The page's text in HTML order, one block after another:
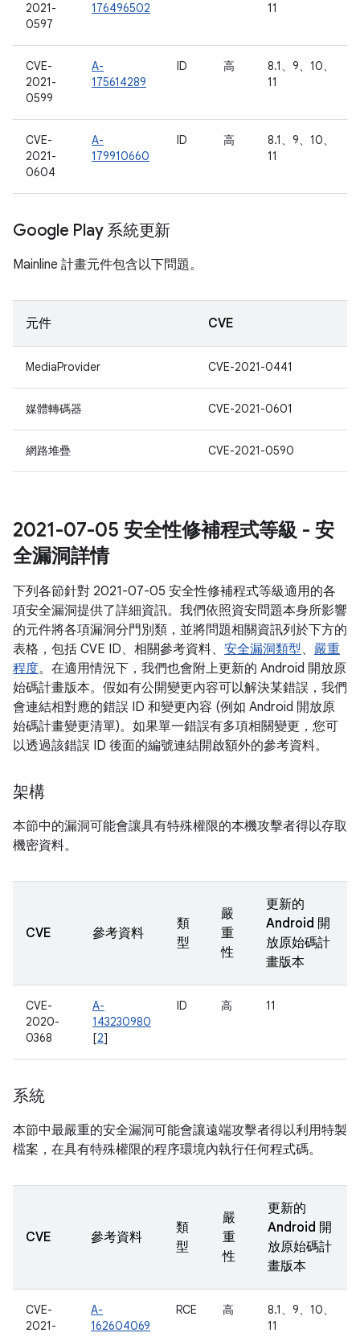
2021-
0597
176496502
11
CVE-
2021-
0599
A-
175614289
ID 高
8.1、9、10、
11
CVE-
2021-
0604
A-
179910660
ID 高
8.1、9、10、
11
Google Play 系統更新
Mainline 計畫元件包含以下問題。
元件 CVE
MediaProvider CVE-2021-0441
媒體轉碼器 CVE-2021-0601
網路堆疊 CVE-2021-0590
2021-07-05 安全性修補程式等級 - 安
全漏洞詳情
下列各節針對 2021-07-05 安全性修補程式等級適用的各
項安全漏洞提供了詳細資訊。我們依照資安問題本身所影響
的元件將各項漏洞分門別類，並將問題相關資訊列於下方的
表格，包括 CVE ID、相關參考資料、 安全漏洞類型、 嚴重
程度。在適用情況下，我們也會附上更新的 Android 開放原
始碼計畫版本。假如有公開變更內容可以解決某錯誤，我們
會連結相對應的錯誤 ID 和變更內容 (例如 Android 開放原
始碼計畫變更清單)。如果單一錯誤有多項相關變更，您可
以透過該錯誤 ID 後面的編號連結開啟額外的參考資料。
架構
本節中的漏洞可能會讓具有特殊權限的本機攻擊者得以存取
機密資料。
CVE 參考資料
類
型
嚴
重
性
更新的
Android 開
放原始碼計
畫版本
CVE-
2020-
0368
A-
143230980
[2]
ID 高 11
系統
本節中最嚴重的安全漏洞可能會讓遠端攻擊者得以利用特製
檔案，在具有特殊權限的程序環境內執行任何程式碼。
CVE 參考資料
類
型
嚴
重
性
更新的
Android 開
放原始碼計
畫版本
CVE-
2021-
A-
162604069
RCE 高
8.1、9、10、
11